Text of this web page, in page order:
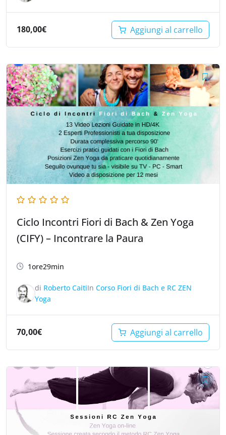
180,00€ Aggiungi al carrello
Ciclo Incontri Fiori di Bach & Zen Yoga
(CIFY) – Incontrare la Paura
1ore29min
di Roberto CaitiIn Corso Fiori di Bach e RC ZEN
Yoga
70,00€ Aggiungi al carrello